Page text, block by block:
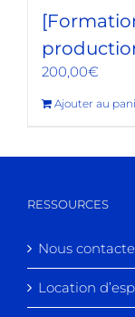
200,00€
Ajouter au
RESSOURCES
Nous
Location